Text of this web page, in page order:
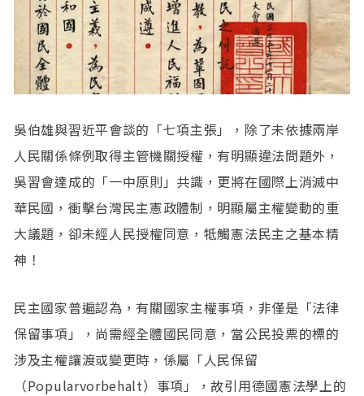
吳伯雄與習近平會談的「七項主張」，除了未依據兩岸
人民關係條例取得主管機關授權，有明顯違法問題外，
吳習會達成的「一中原則」共識，更將在國際上消滅中
華民國，衝擊台灣民主憲政體制，明顯屬主權變動的重
大議題，卻未經人民授權同意，牴觸憲法民主之基本精
神！
民主國家普遍認為，有關國家主權事項，非僅是「法律
保留事項」，尚需經全體國民同意，當公民投票的標的
涉及主權讓渡或變更時，係屬「人民保留
（Popularvorbehalt）事項」，故引用德國憲法學上的